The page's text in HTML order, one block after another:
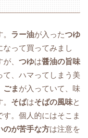
ラー油が入ったつゆ
なって買ってみまし
、 つゆは醤油の旨味
て、ハマってしまう美
ごま が入っていて、味
そばはそばの風味と
す。個人的にはそこま
のが苦手な方は注意を